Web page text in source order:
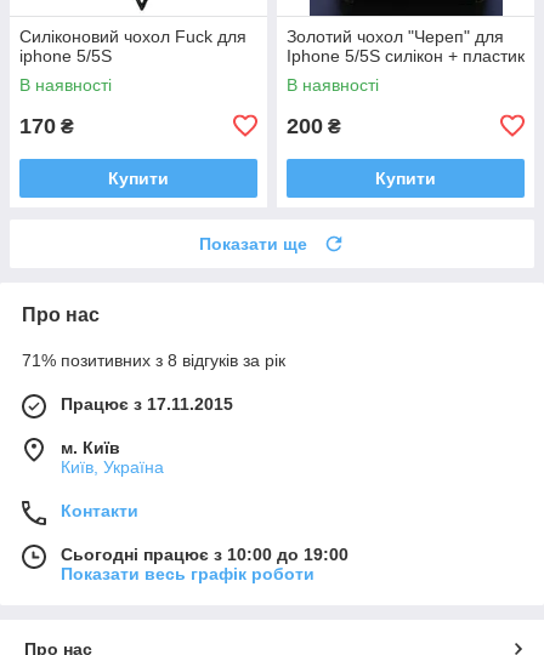
Силіконовий чохол Fuck для
iphone 5/5S
В наявності
170 ₴
Купити
Золотий чохол "Череп" для
Iphone 5/5S силікон + пластик
В наявності
200 ₴
Купити
Показати ще
Про нас
71% позитивних з 8 відгуків за рік
Працює з 17.11.2015
м. Київ
Київ, Україна
Контакти
Сьогодні працює з 10:00 до 19:00
Показати весь графік роботи
Про нас